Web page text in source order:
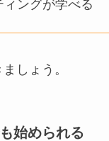
ィングが学べる
しょう。
始められる